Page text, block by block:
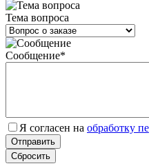
Тема вопроса
Сообщение*
Я согласен на обработку